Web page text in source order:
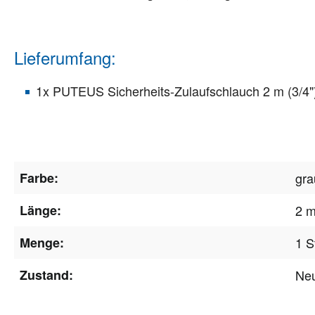
Lieferumfang:
1x PUTEUS Sicherheits-Zulaufschlauch 2 m (3/
Farbe:
Länge:
2 m
Menge:
1
Zustand: